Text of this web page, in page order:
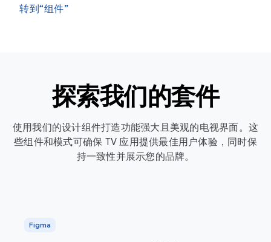
转到“组件”
探索我们的套件
使用我们的设计组件打造功能强大且美观的电视界面。这
些组件和模式可确保 TV 应用提供最佳用户体验，同时保
持一致性并展示您的品牌。
Figma